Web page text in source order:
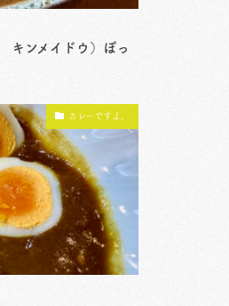
キンメイドウ）ぽっ
カレーですよ。